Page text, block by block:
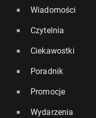
Wiadomości
Czytelnia
Ciekawostki
Poradnik
Promocje
Wydarzenia